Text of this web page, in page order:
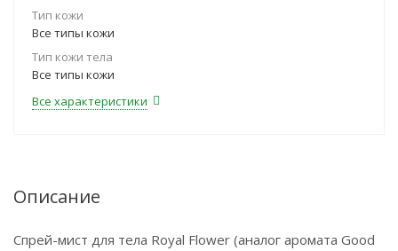
Тип кожи
Все типы кожи
Тип кожи тела
Все типы кожи
Все характеристики
Описание
Спрей-мист для тела Royal Flower (аналог аромата Good